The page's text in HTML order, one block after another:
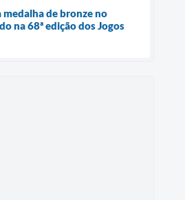
de bronze no
na 68ª edição dos Jogos